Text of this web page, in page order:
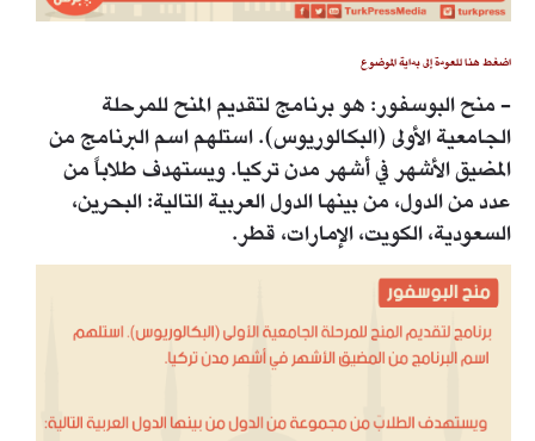
اضغط هنا للعودة إلى بداية الموضوع
- منح البوسفور: هو برنامج لتقديم المنح للمرحلة
الجامعية الأولى (البكالوريوس). استلهم اسم البرنامج من
المضيق الأشهر في أشهر مدن تركيا. ويستهدف طلاباً من
عدد من الدول، من بينها الدول العربية التالية: البحرين،
السعودية، الكويت، الإمارات، قطر.